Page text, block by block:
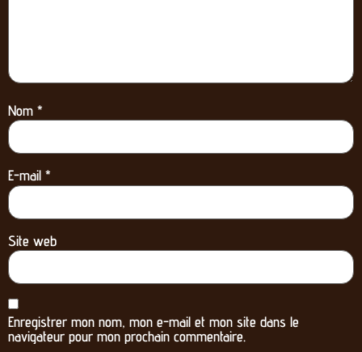
Nom *
E-mail *
Site web
Enregistrer mon nom, mon e-mail et mon site dans le
navigateur pour mon prochain commentaire.